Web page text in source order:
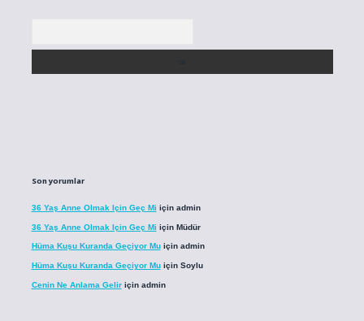
Son yorumlar
36 Yaş Anne Olmak Için Geç Mi için admin
36 Yaş Anne Olmak Için Geç Mi için Müdür
Hüma Kuşu Kuranda Geçiyor Muiçin admin
Hüma Kuşu Kuranda Geçiyor Muiçin Soylu
Cenin Ne Anlama Geliriçin admin